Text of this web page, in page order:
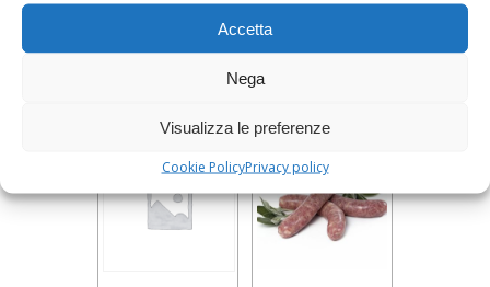
Accetta
Nega
Visualizza le preferenze
Cookie PolicyPrivacy policy